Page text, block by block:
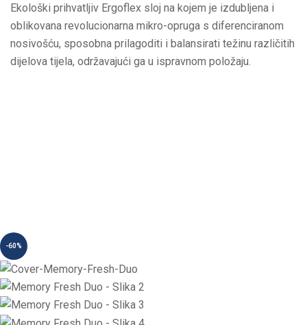
Ekološki prihvatljiv Ergoflex sloj na kojem je izdubljena i
oblikovana revolucionarna mikro-opruga s diferenciranom
nosivošću, sposobna prilagoditi i balansirati težinu različitih
dijelova tijela, održavajući ga u ispravnom položaju.
-60%